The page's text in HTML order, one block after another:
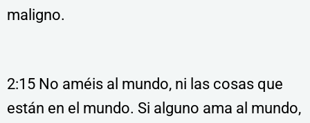
maligno.
2:15 No améis al mundo, ni las cosas que
están en el mundo. Si alguno ama al mundo,